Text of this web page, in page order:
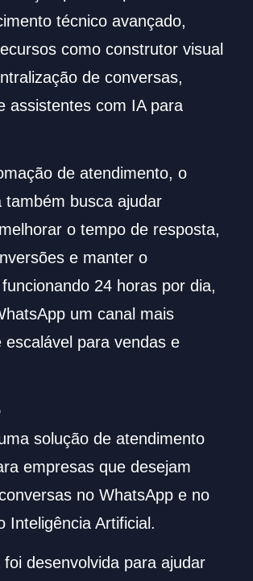
técnico avançado,
como construtor visual
de conversas,
assistentes com IA para
de atendimento, o
também busca ajudar
o tempo de resposta,
e manter o
24 horas por dia,
um canal mais
escalável para vendas e
solução de atendimento
empresas que desejam
no WhatsApp e no
Inteligência Artificial.
desenvolvida para ajudar